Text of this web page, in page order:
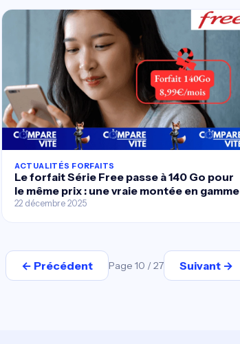
ACTUALITÉS FORFAITS
Le forfait Série Free passe à 140 Go pour
le même prix : une vraie montée en gamme
22 décembre 2025
← Précédent Page 10 / 27 Suivant →